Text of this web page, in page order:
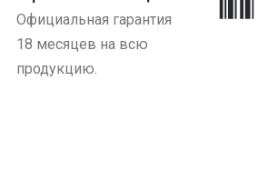
Официальная гарантия
18 месяцев на всю
продукцию.